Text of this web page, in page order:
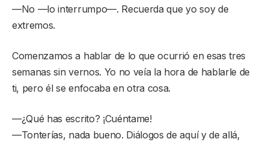
—No —lo interrumpo—. Recuerda que yo soy de
extremos.
Comenzamos a hablar de lo que ocurrió en esas tres
semanas sin vernos. Yo no veía la hora de hablarle de
ti, pero él se enfocaba en otra cosa.
—¿Qué has escrito? ¡Cuéntame!
—Tonterías, nada bueno. Diálogos de aquí y de allá,